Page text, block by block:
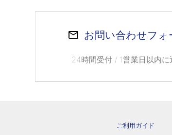
お問い合わせフォ
24時間受付 / 1営業日以内に
ご利用ガイド